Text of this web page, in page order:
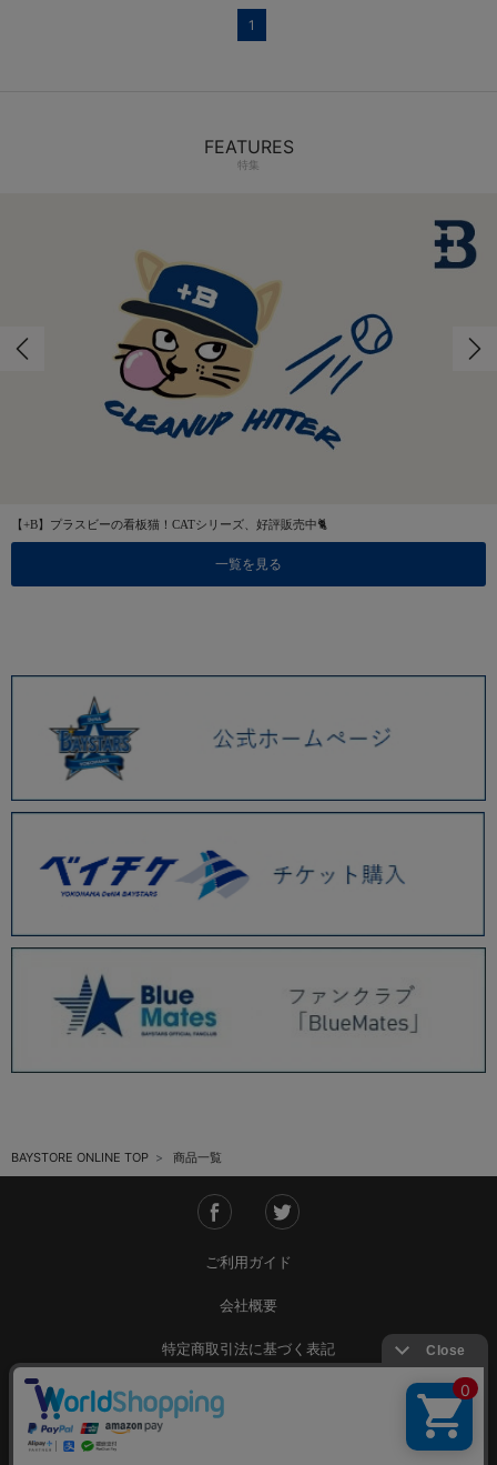
1
FEATURES
特集
【+B】プラスビーの看板猫！CATシリーズ、好評販売中🐈
一覧を見る
BAYSTORE ONLINE TOP 商品一覧
ご利用ガイド
会社概要
特定商取引法に基づく表記
ご利用規約